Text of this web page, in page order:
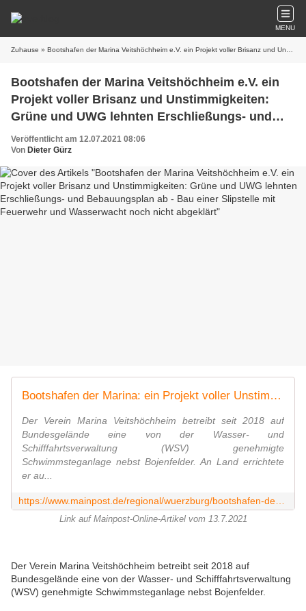
MENU
Zuhause » Bootshafen der Marina Veitshöchheim e.V. ein Projekt voller Brisanz und Unstimmigkeiten: Grüne und UWG lehnten Erschließungs- und Bebauungsplan ab - Bau einer Slipstelle mit Feuerwehr und Wasserwacht noch nicht abgeklärt
Bootshafen der Marina Veitshöchheim e.V. ein
Projekt voller Brisanz und Unstimmigkeiten:
Grüne und UWG lehnten Erschließungs- und
Bebauungsplan ab - Bau einer Slipstelle mit
Feuerwehr und Wasserwacht noch nicht
abgeklärt
Veröffentlicht am 12.07.2021 08:06
Von Dieter Gürz
Bootshafen der Marina: ein Projekt voller Unstimmigkeiten
Der Verein Marina Veitshöchheim betreibt seit 2018 auf
Bundesgelände eine von der Wasser- und
Schifffahrtsverwaltung (WSV) genehmigte
Schwimmsteganlage nebst Bojenfelder. An Land errichtete
er au...
Link auf Mainpost-Online-Artikel vom 13.7.2021
Der Verein Marina Veitshöchheim betreibt seit 2018 auf
Bundesgelände eine von der Wasser- und Schifffahrtsverwaltung
(WSV) genehmigte Schwimmsteganlage nebst Bojenfelder.